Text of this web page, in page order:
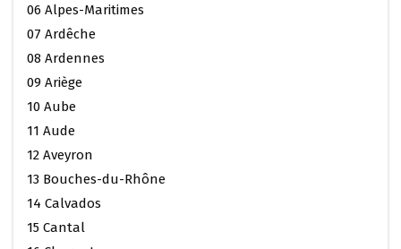
06 Alpes-Maritimes
07 Ardêche
08 Ardennes
09 Ariège
10 Aube
11 Aude
12 Aveyron
13 Bouches-du-Rhône
14 Calvados
15 Cantal